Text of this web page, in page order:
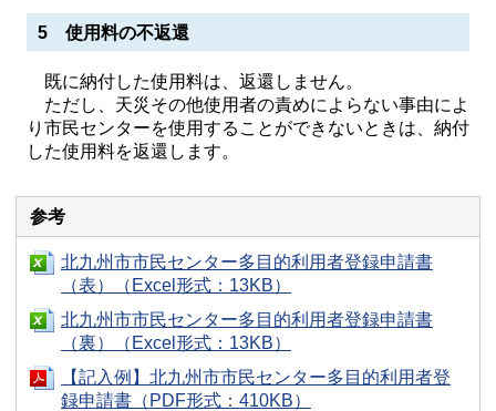
5 使用料の不返還
既に納付した使用料は、返還しません。
ただし、天災その他使用者の責めによらない事由によ
り市民センターを使用することができないときは、納付
した使用料を返還します。
参考
北九州市市民センター多目的利用者登録申請書
（表）（Excel形式：13KB）
北九州市市民センター多目的利用者登録申請書
（裏）（Excel形式：13KB）
【記入例】北九州市市民センター多目的利用者登
録申請書（PDF形式：410KB）